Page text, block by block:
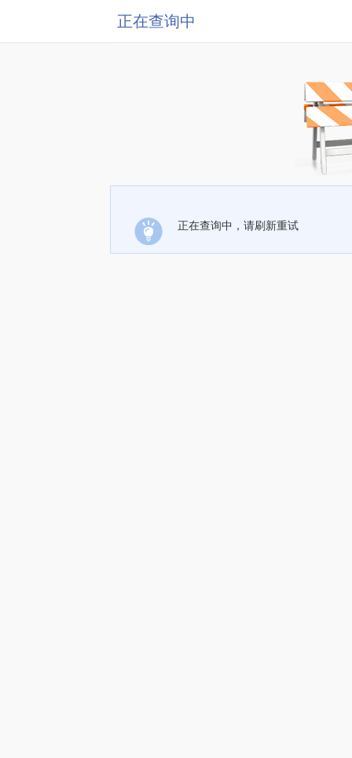
正在查询中
正在查询中，请刷新重试